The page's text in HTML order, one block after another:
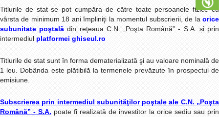
Titlurile de stat se pot cumpăra de către toate persoanele fizice cu
vârsta de minimum 18 ani împliniţi la momentul subscrierii, de la orice
subunitate poştală din reţeaua C.N. „Poşta Română” - S.A. și prin
intermediul platformei ghiseul.ro
Titlurile de stat sunt în forma dematerializată şi au valoare nominală de
1 leu. Dobânda este plătibilă la termenele prevăzute în prospectul de
emisiune.
Subscrierea prin intermediul subunităţilor poştale ale C.N. „Poşta
Română” - S.A. poate fi realizată de investitor la orice sediu sau prin